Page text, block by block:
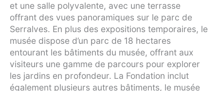
et une salle polyvalente, avec une terrasse
offrant des vues panoramiques sur le parc de
Serralves. En plus des expositions temporaires, le
musée dispose d’un parc de 18 hectares
entourant les bâtiments du musée, offrant aux
visiteurs une gamme de parcours pour explorer
les jardins en profondeur. La Fondation inclut
également plusieurs autres bâtiments, le musée